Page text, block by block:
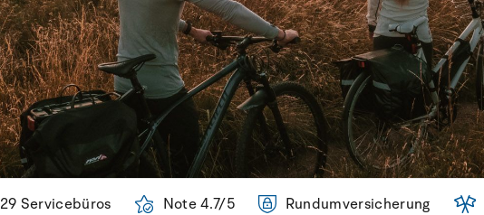
29 Servicebüros Note 4.7/5 Rundumversicherung